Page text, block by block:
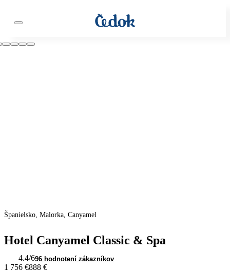
Španielsko, Malorka, Canyamel
Hotel Canyamel Classic & Spa
4.4/696 hodnotení zákazníkov
1 756 €888 €